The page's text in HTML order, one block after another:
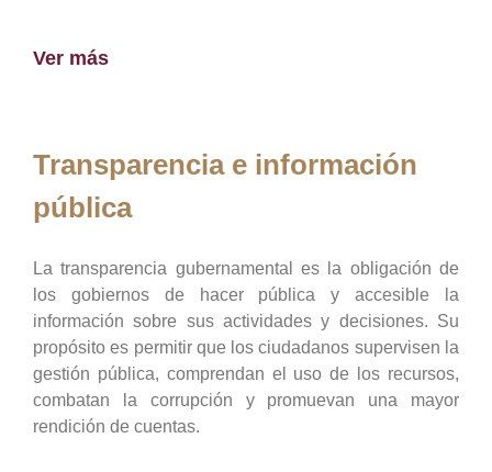
Ver más
Transparencia e información
pública
La transparencia gubernamental es la obligación de
los gobiernos de hacer pública y accesible la
información sobre sus actividades y decisiones. Su
propósito es permitir que los ciudadanos supervisen la
gestión pública, comprendan el uso de los recursos,
combatan la corrupción y promuevan una mayor
rendición de cuentas.